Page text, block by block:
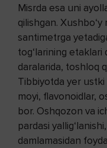
Misrda esa uni
qilishgan. Xushbo‘y
santimetrga
tog‘larining etaklari
daralarida, toshloq
Tibbiyotda yer ustki
moyi, flavonoidlar,
bor. Oshqozon va
pardasi
damlamasidan